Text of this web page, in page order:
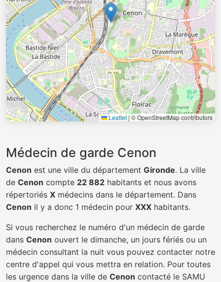
Leaflet | © OpenStreetMap contributors
Médecin de garde Cenon
Cenon est une ville du département Gironde. La ville
de Cenon compte 22 882 habitants et nous avons
répertoriés X médecins dans le département. Dans
Cenon il y a donc 1 médecin pour XXX habitants.
Si vous recherchez le numéro d'un médecin de garde
dans Cenon ouvert le dimanche, un jours fériés ou un
médecin consultant la nuit vous pouvez contacter notre
centre d'appel qui vous mettra en relation. Pour toutes
les urgence dans la ville de Cenon contacté le SAMU